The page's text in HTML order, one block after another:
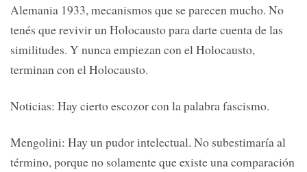
Alemania 1933, mecanismos que se parecen mucho. No
tenés que revivir un Holocausto para darte cuenta de las
similitudes. Y nunca empiezan con el Holocausto,
terminan con el Holocausto.
Noticias: Hay cierto escozor con la palabra fascismo.
Mengolini: Hay un pudor intelectual. No subestimaría al
término, porque no solamente que existe una comparación